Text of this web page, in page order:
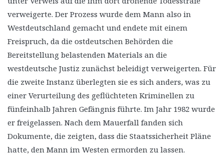
verweigerte. Der Prozess wurde dem Mann also in
Westdeutschland gemacht und endete mit einem
Freispruch, da die ostdeutschen Behörden die
Bereitstellung belastenden Materials an die
westdeutsche Justiz zunächst beleidigt verweigerten. Für
die zweite Instanz überlegten sie es sich anders, was zu
einer Verurteilung des geflüchteten Kriminellen zu
fünfeinhalb Jahren Gefängnis führte. Im Jahr 1982 wurde
er freigelassen. Nach dem Mauerfall fanden sich
Dokumente, die zeigten, dass die Staatssicherheit Pläne
hatte, den Mann im Westen ermorden zu lassen.